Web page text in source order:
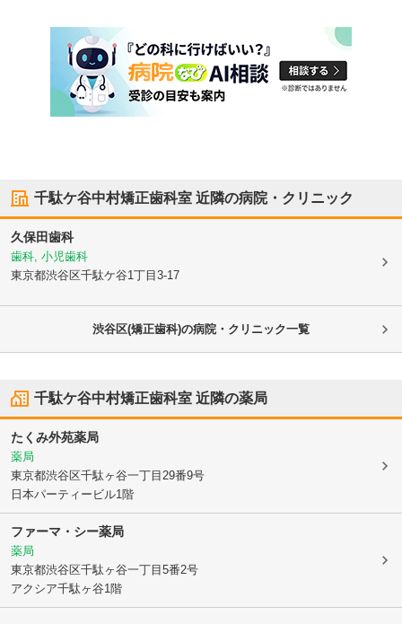
千駄ケ谷中村矯正歯科室 近隣の病院・クリニック
久保田歯科
歯科, 小児歯科
東京都渋谷区千駄ケ谷1丁目3-17
渋谷区(矯正歯科)の病院・クリニック一覧
千駄ケ谷中村矯正歯科室 近隣の薬局
たくみ外苑薬局
薬局
東京都渋谷区千駄ヶ谷一丁目29番9号
日本パーティービル1階
ファーマ・シー薬局
薬局
東京都渋谷区千駄ヶ谷一丁目5番2号
アクシア千駄ヶ谷1階